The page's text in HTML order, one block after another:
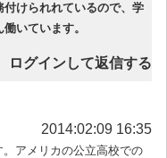
けられれているので、学
いています。
ログインして返信する
2014:02:09 16:35
アメリカの公立高校での